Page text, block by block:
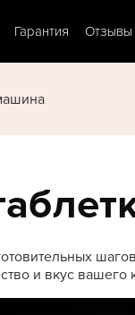
Гарантия Отзывы
и вкус